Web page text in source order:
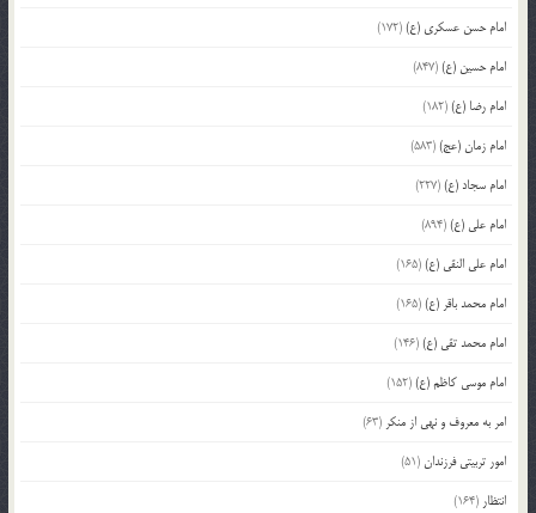
امام حسن عسکری (ع)(172)
امام حسین (ع)(847)
امام رضا (ع)(182)
امام زمان (عج)(583)
امام سجاد (ع)(227)
امام علی (ع)(894)
امام علی النقی (ع)(165)
امام محمد باقر (ع)(165)
امام محمد تقی (ع)(146)
امام موسی کاظم (ع)(152)
امر به معروف و نهی از منکر (63)
امور تربیتی فرزندان(51)
انتظار (164)